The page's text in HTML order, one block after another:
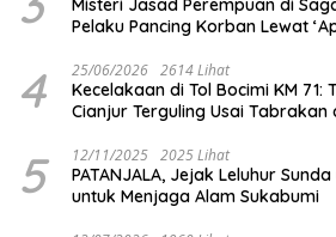
Misteri Jasad Perempuan di
Pelaku Pancing Korban Lewat
4 25/06/2026 2614 Lihat
Kecelakaan di Tol Bocimi KM 71:
Cianjur Terguling Usai Tabrakan
5 12/11/2025 2025 Lihat
PATANJALA, Jejak Leluhur
untuk Menjaga Alam Sukabumi